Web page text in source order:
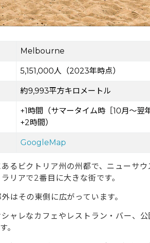
リピンで英語の基礎を勉強するのも手
Melbourne
5,151,000人（2023年時点）
約9,993平方キロメートル
+1時間（サマータイム時［10月～翌
+2時間）
GoogleMap
るビクトリア州の州都で、ニューサウ
リアで2番目に大きな街です。
はその東側に広がっています。
ャレなカフェやレストラン・バー、公
。